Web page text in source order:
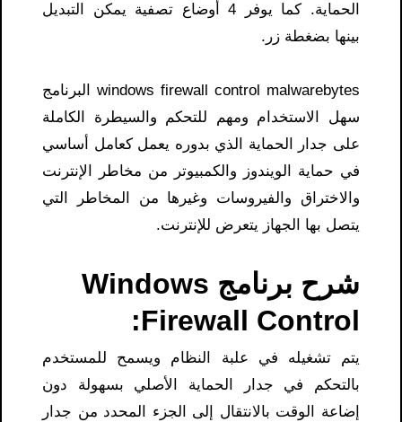
الحماية. كما يوفر 4 أوضاع تصفية يمكن التبديل
بينها بضغطة زر.
windows firewall control malwarebytes​ البرنامج
سهل الاستخدام ومهم للتحكم والسيطرة الكاملة
على جدار الحماية الذي بدوره يعمل كعامل أساسي
في حماية الويندوز والكمبيوتر من مخاطر الإنترنت
والاختراق والفيروسات وغيرها من المخاطر التي
يتصل بها الجهاز يتعرض للإنترنت.
شرح برنامج Windows
Firewall Control:
يتم تشغيله في علبة النظام ويسمح للمستخدم
بالتحكم في جدار الحماية الأصلي بسهولة دون
إضاعة الوقت بالانتقال إلى الجزء المحدد من جدار